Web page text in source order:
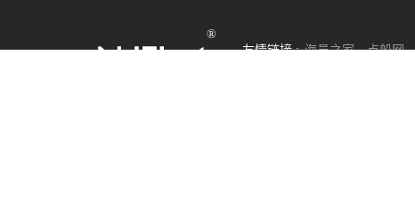
®
友情链接 : 海员之家 点船网